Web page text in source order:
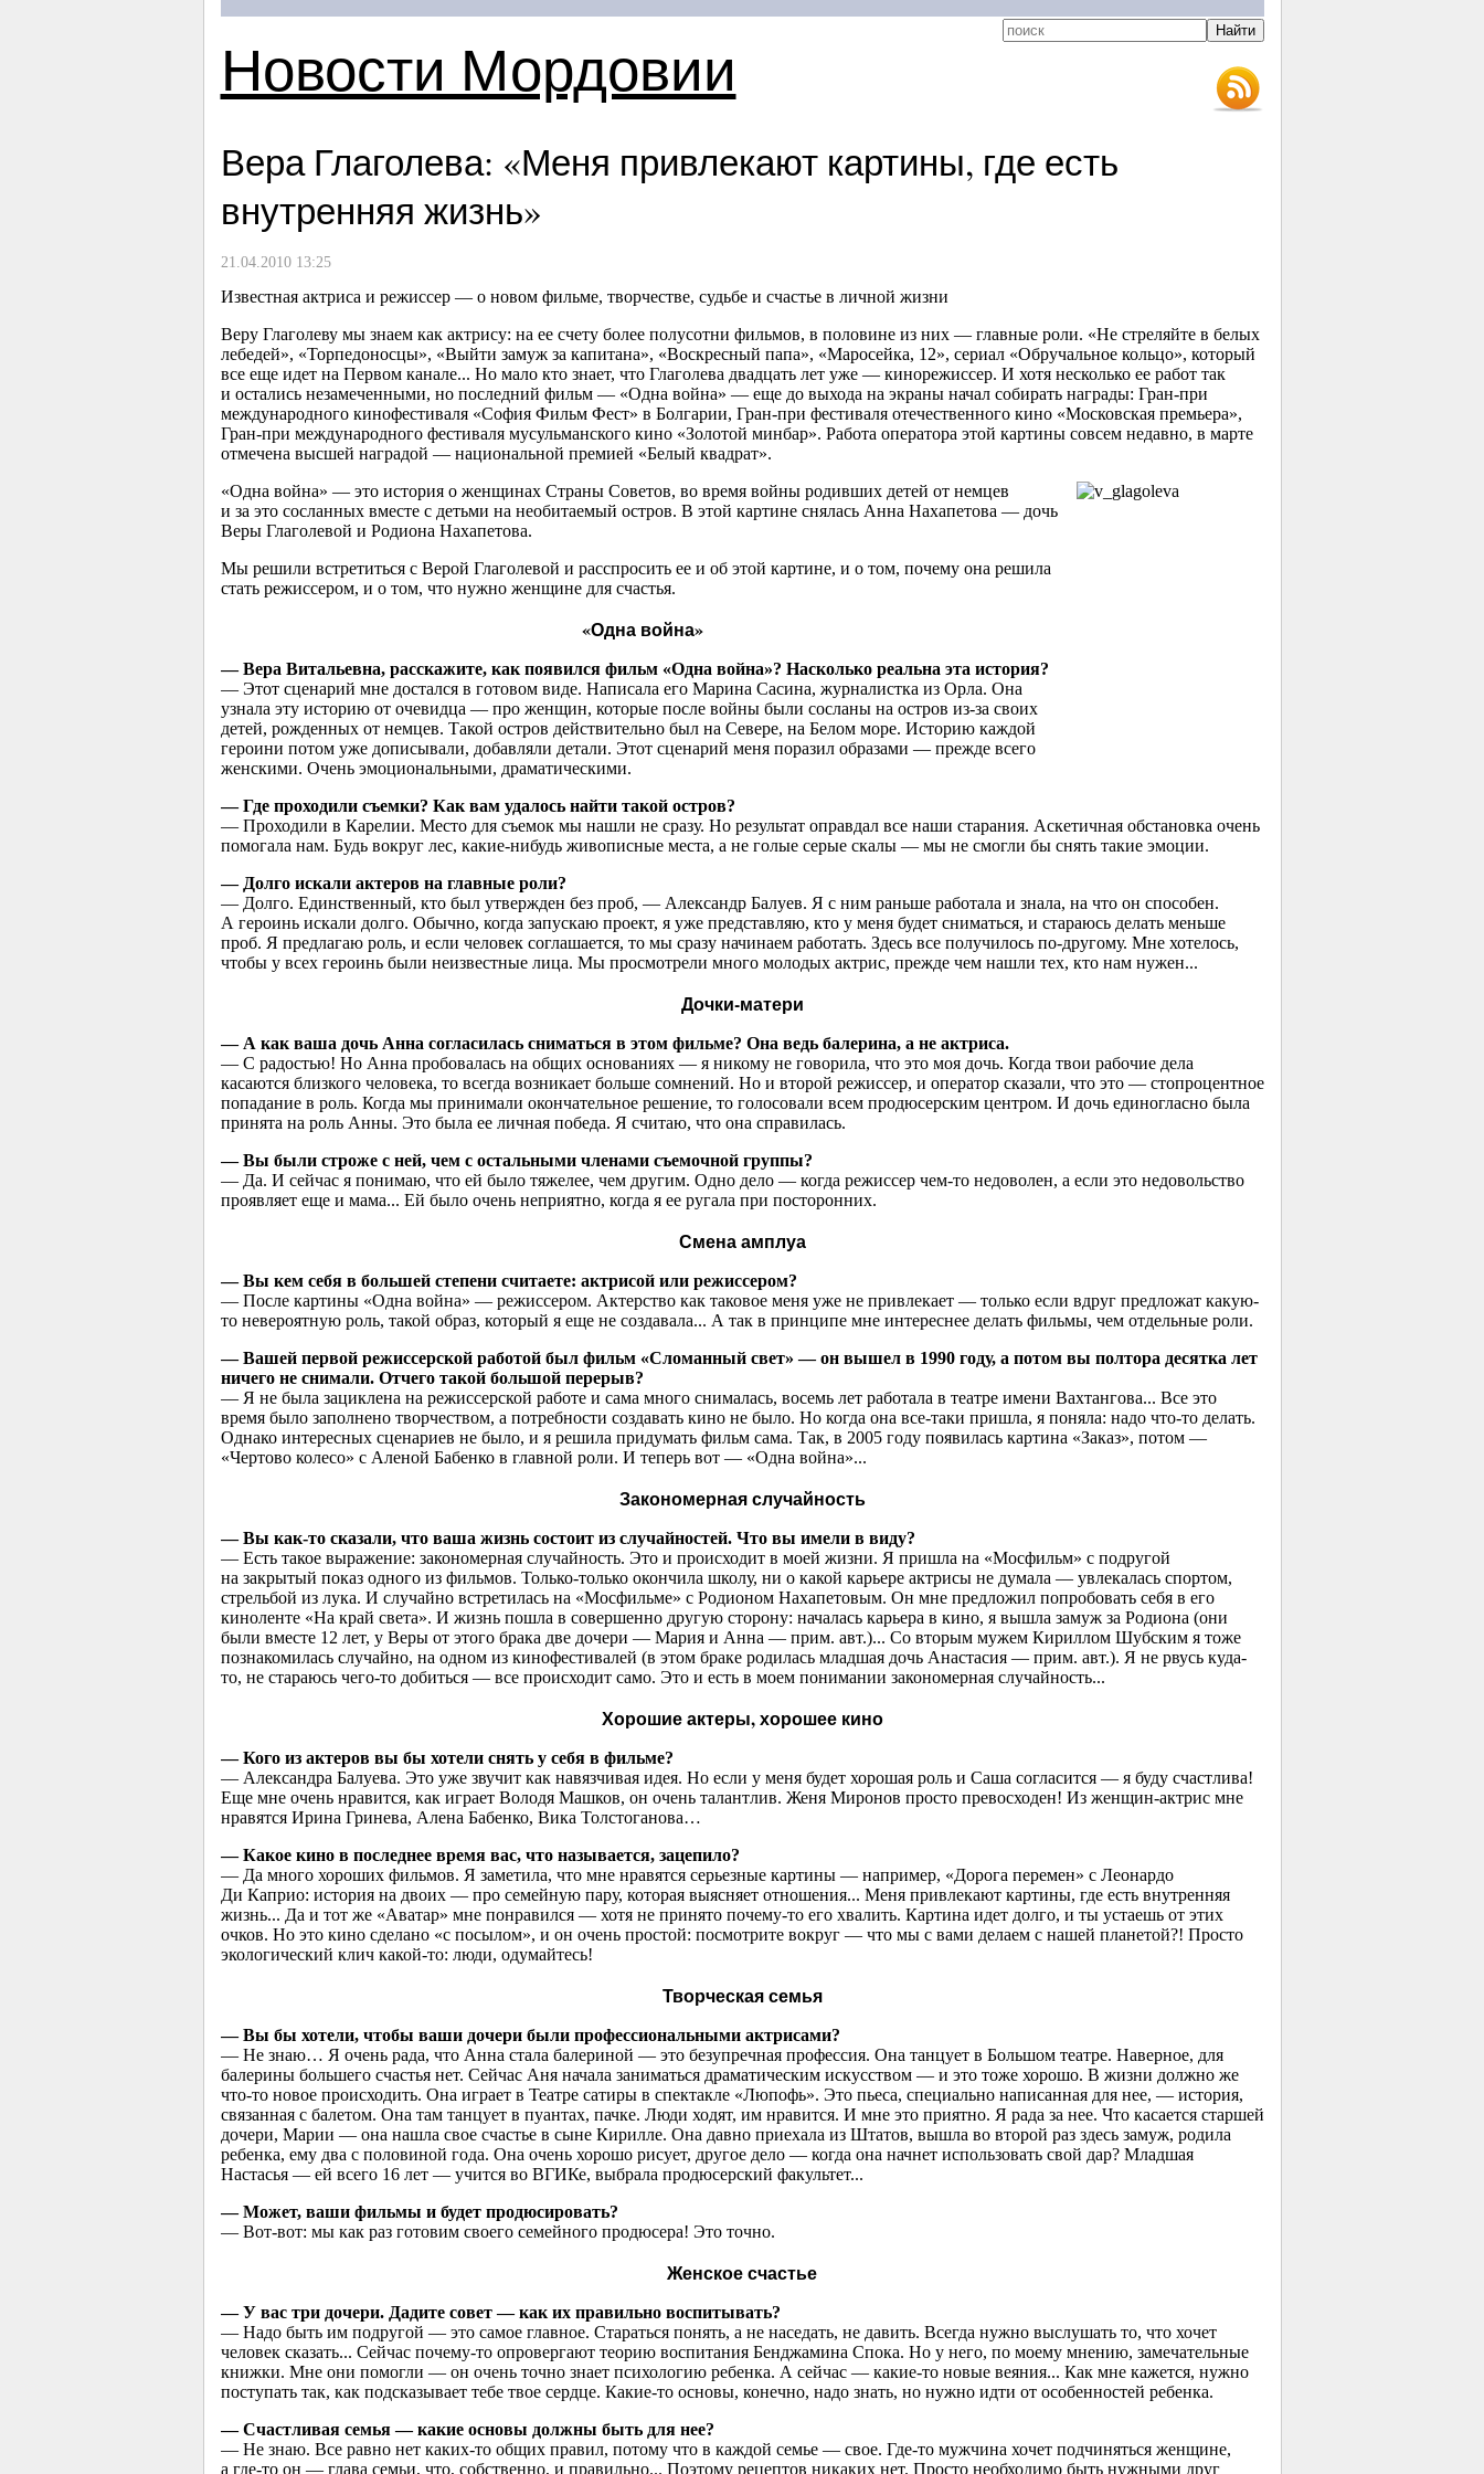
Новости Мордовии
Вера Глаголева: «Меня привлекают картины, где есть
внутренняя жизнь»
21.04.2010 13:25
Известная актриса и режиссер — о новом фильме, творчестве, судьбе и счастье в личной жизни
Веру Глаголеву мы знаем как актрису: на ее счету более полусотни фильмов, в половине из них — главные роли. «Не стреляйте в белых
лебедей», «Торпедоносцы», «Выйти замуж за капитана», «Воскресный папа», «Маросейка, 12», сериал «Обручальное кольцо», который
все еще идет на Первом канале... Но мало кто знает, что Глаголева двадцать лет уже — кинорежиссер. И хотя несколько ее работ так
и остались незамеченными, но последний фильм — «Одна война» — еще до выхода на экраны начал собирать награды: Гран-при
международного кинофестиваля «София Фильм Фест» в Болгарии, Гран-при фестиваля отечественного кино «Московская премьера»,
Гран-при международного фестиваля мусульманского кино «Золотой минбар». Работа оператора этой картины совсем недавно, в марте
отмечена высшей наградой — национальной премией «Белый квадрат».
«Одна война» — это история о женщинах Страны Советов, во время войны родивших детей от немцев
и за это сосланных вместе с детьми на необитаемый остров. В этой картине снялась Анна Нахапетова — дочь
Веры Глаголевой и Родиона Нахапетова.
Мы решили встретиться с Верой Глаголевой и расспросить ее и об этой картине, и о том, почему она решила
стать режиссером, и о том, что нужно женщине для счастья.
«Одна война»
— Вера Витальевна, расскажите, как появился фильм «Одна война»? Насколько реальна эта история?
— Этот сценарий мне достался в готовом виде. Написала его Марина Сасина, журналистка из Орла. Она
узнала эту историю от очевидца — про женщин, которые после войны были сосланы на остров из-за своих
детей, рожденных от немцев. Такой остров действительно был на Севере, на Белом море. Историю каждой
героини потом уже дописывали, добавляли детали. Этот сценарий меня поразил образами — прежде всего
женскими. Очень эмоциональными, драматическими.
— Где проходили съемки? Как вам удалось найти такой остров?
— Проходили в Карелии. Место для съемок мы нашли не сразу. Но результат оправдал все наши старания. Аскетичная обстановка очень
помогала нам. Будь вокруг лес, какие-нибудь живописные места, а не голые серые скалы — мы не смогли бы снять такие эмоции.
— Долго искали актеров на главные роли?
— Долго. Единственный, кто был утвержден без проб, — Александр Балуев. Я с ним раньше работала и знала, на что он способен.
А героинь искали долго. Обычно, когда запускаю проект, я уже представляю, кто у меня будет сниматься, и стараюсь делать меньше
проб. Я предлагаю роль, и если человек соглашается, то мы сразу начинаем работать. Здесь все получилось по-другому. Мне хотелось,
чтобы у всех героинь были неизвестные лица. Мы просмотрели много молодых актрис, прежде чем нашли тех, кто нам нужен...
Дочки-матери
— А как ваша дочь Анна согласилась сниматься в этом фильме? Она ведь балерина, а не актриса.
— С радостью! Но Анна пробовалась на общих основаниях — я никому не говорила, что это моя дочь. Когда твои рабочие дела
касаются близкого человека, то всегда возникает больше сомнений. Но и второй режиссер, и оператор сказали, что это — стопроцентное
попадание в роль. Когда мы принимали окончательное решение, то голосовали всем продюсерским центром. И дочь единогласно была
принята на роль Анны. Это была ее личная победа. Я считаю, что она справилась.
— Вы были строже с ней, чем с остальными членами съемочной группы?
— Да. И сейчас я понимаю, что ей было тяжелее, чем другим. Одно дело — когда режиссер чем-то недоволен, а если это недовольство
проявляет еще и мама... Ей было очень неприятно, когда я ее ругала при посторонних.
Смена амплуа
— Вы кем себя в большей степени считаете: актрисой или режиссером?
— После картины «Одна война» — режиссером. Актерство как таковое меня уже не привлекает — только если вдруг предложат какую-
то невероятную роль, такой образ, который я еще не создавала... А так в принципе мне интереснее делать фильмы, чем отдельные роли.
— Вашей первой режиссерской работой был фильм «Сломанный свет» — он вышел в 1990 году, а потом вы полтора десятка лет
ничего не снимали. Отчего такой большой перерыв?
— Я не была зациклена на режиссерской работе и сама много снималась, восемь лет работала в театре имени Вахтангова... Все это
время было заполнено творчеством, а потребности создавать кино не было. Но когда она все-таки пришла, я поняла: надо что-то делать.
Однако интересных сценариев не было, и я решила придумать фильм сама. Так, в 2005 году появилась картина «Заказ», потом —
«Чертово колесо» с Аленой Бабенко в главной роли. И теперь вот — «Одна война»...
Закономерная случайность
— Вы как-то сказали, что ваша жизнь состоит из случайностей. Что вы имели в виду?
— Есть такое выражение: закономерная случайность. Это и происходит в моей жизни. Я пришла на «Мосфильм» с подругой
на закрытый показ одного из фильмов. Только-только окончила школу, ни о какой карьере актрисы не думала — увлекалась спортом,
стрельбой из лука. И случайно встретилась на «Мосфильме» с Родионом Нахапетовым. Он мне предложил попробовать себя в его
киноленте «На край света». И жизнь пошла в совершенно другую сторону: началась карьера в кино, я вышла замуж за Родиона (они
были вместе 12 лет, у Веры от этого брака две дочери — Мария и Анна — прим. авт.)... Со вторым мужем Кириллом Шубским я тоже
познакомилась случайно, на одном из кинофестивалей (в этом браке родилась младшая дочь Анастасия — прим. авт.). Я не рвусь куда-
то, не стараюсь чего-то добиться — все происходит само. Это и есть в моем понимании закономерная случайность...
Хорошие актеры, хорошее кино
— Кого из актеров вы бы хотели снять у себя в фильме?
— Александра Балуева. Это уже звучит как навязчивая идея. Но если у меня будет хорошая роль и Саша согласится — я буду счастлива!
Еще мне очень нравится, как играет Володя Машков, он очень талантлив. Женя Миронов просто превосходен! Из женщин-актрис мне
нравятся Ирина Гринева, Алена Бабенко, Вика Толстоганова…
— Какое кино в последнее время вас, что называется, зацепило?
— Да много хороших фильмов. Я заметила, что мне нравятся серьезные картины — например, «Дорога перемен» с Леонардо
Ди Каприо: история на двоих — про семейную пару, которая выясняет отношения... Меня привлекают картины, где есть внутренняя
жизнь... Да и тот же «Аватар» мне понравился — хотя не принято почему-то его хвалить. Картина идет долго, и ты устаешь от этих
очков. Но это кино сделано «с посылом», и он очень простой: посмотрите вокруг — что мы с вами делаем с нашей планетой?! Просто
экологический клич какой-то: люди, одумайтесь!
Творческая семья
— Вы бы хотели, чтобы ваши дочери были профессиональными актрисами?
— Не знаю… Я очень рада, что Анна стала балериной — это безупречная профессия. Она танцует в Большом театре. Наверное, для
балерины большего счастья нет. Сейчас Аня начала заниматься драматическим искусством — и это тоже хорошо. В жизни должно же
что-то новое происходить. Она играет в Театре сатиры в спектакле «Люпофь». Это пьеса, специально написанная для нее, — история,
связанная с балетом. Она там танцует в пуантах, пачке. Люди ходят, им нравится. И мне это приятно. Я рада за нее. Что касается старшей
дочери, Марии — она нашла свое счастье в сыне Кирилле. Она давно приехала из Штатов, вышла во второй раз здесь замуж, родила
ребенка, ему два с половиной года. Она очень хорошо рисует, другое дело — когда она начнет использовать свой дар? Младшая
Настасья — ей всего 16 лет — учится во ВГИКе, выбрала продюсерский факультет...
— Может, ваши фильмы и будет продюсировать?
— Вот-вот: мы как раз готовим своего семейного продюсера! Это точно.
Женское счастье
— У вас три дочери. Дадите совет — как их правильно воспитывать?
— Надо быть им подругой — это самое главное. Стараться понять, а не наседать, не давить. Всегда нужно выслушать то, что хочет
человек сказать... Сейчас почему-то опровергают теорию воспитания Бенджамина Спока. Но у него, по моему мнению, замечательные
книжки. Мне они помогли — он очень точно знает психологию ребенка. А сейчас — какие-то новые веяния... Как мне кажется, нужно
поступать так, как подсказывает тебе твое сердце. Какие-то основы, конечно, надо знать, но нужно идти от особенностей ребенка.
— Счастливая семья — какие основы должны быть для нее?
— Не знаю. Все равно нет каких-то общих правил, потому что в каждой семье — свое. Где-то мужчина хочет подчиняться женщине,
а где-то он — глава семьи, что, собственно, и правильно... Поэтому рецептов никаких нет. Просто необходимо быть нужными друг